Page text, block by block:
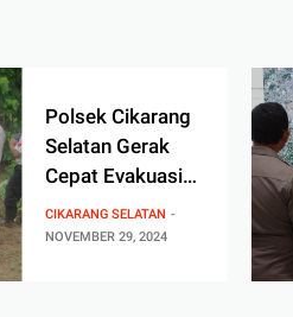
Polsek Cikarang
Selatan Gerak
Cepat Evakuasi
Korban Anak
Terseret Arus di
CIKARANG SELATAN
NOVEMBER 29, 2024